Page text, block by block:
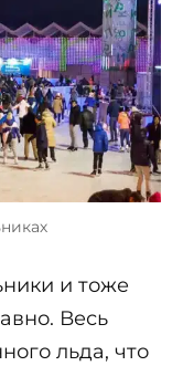
и тоже
Весь
льда, что